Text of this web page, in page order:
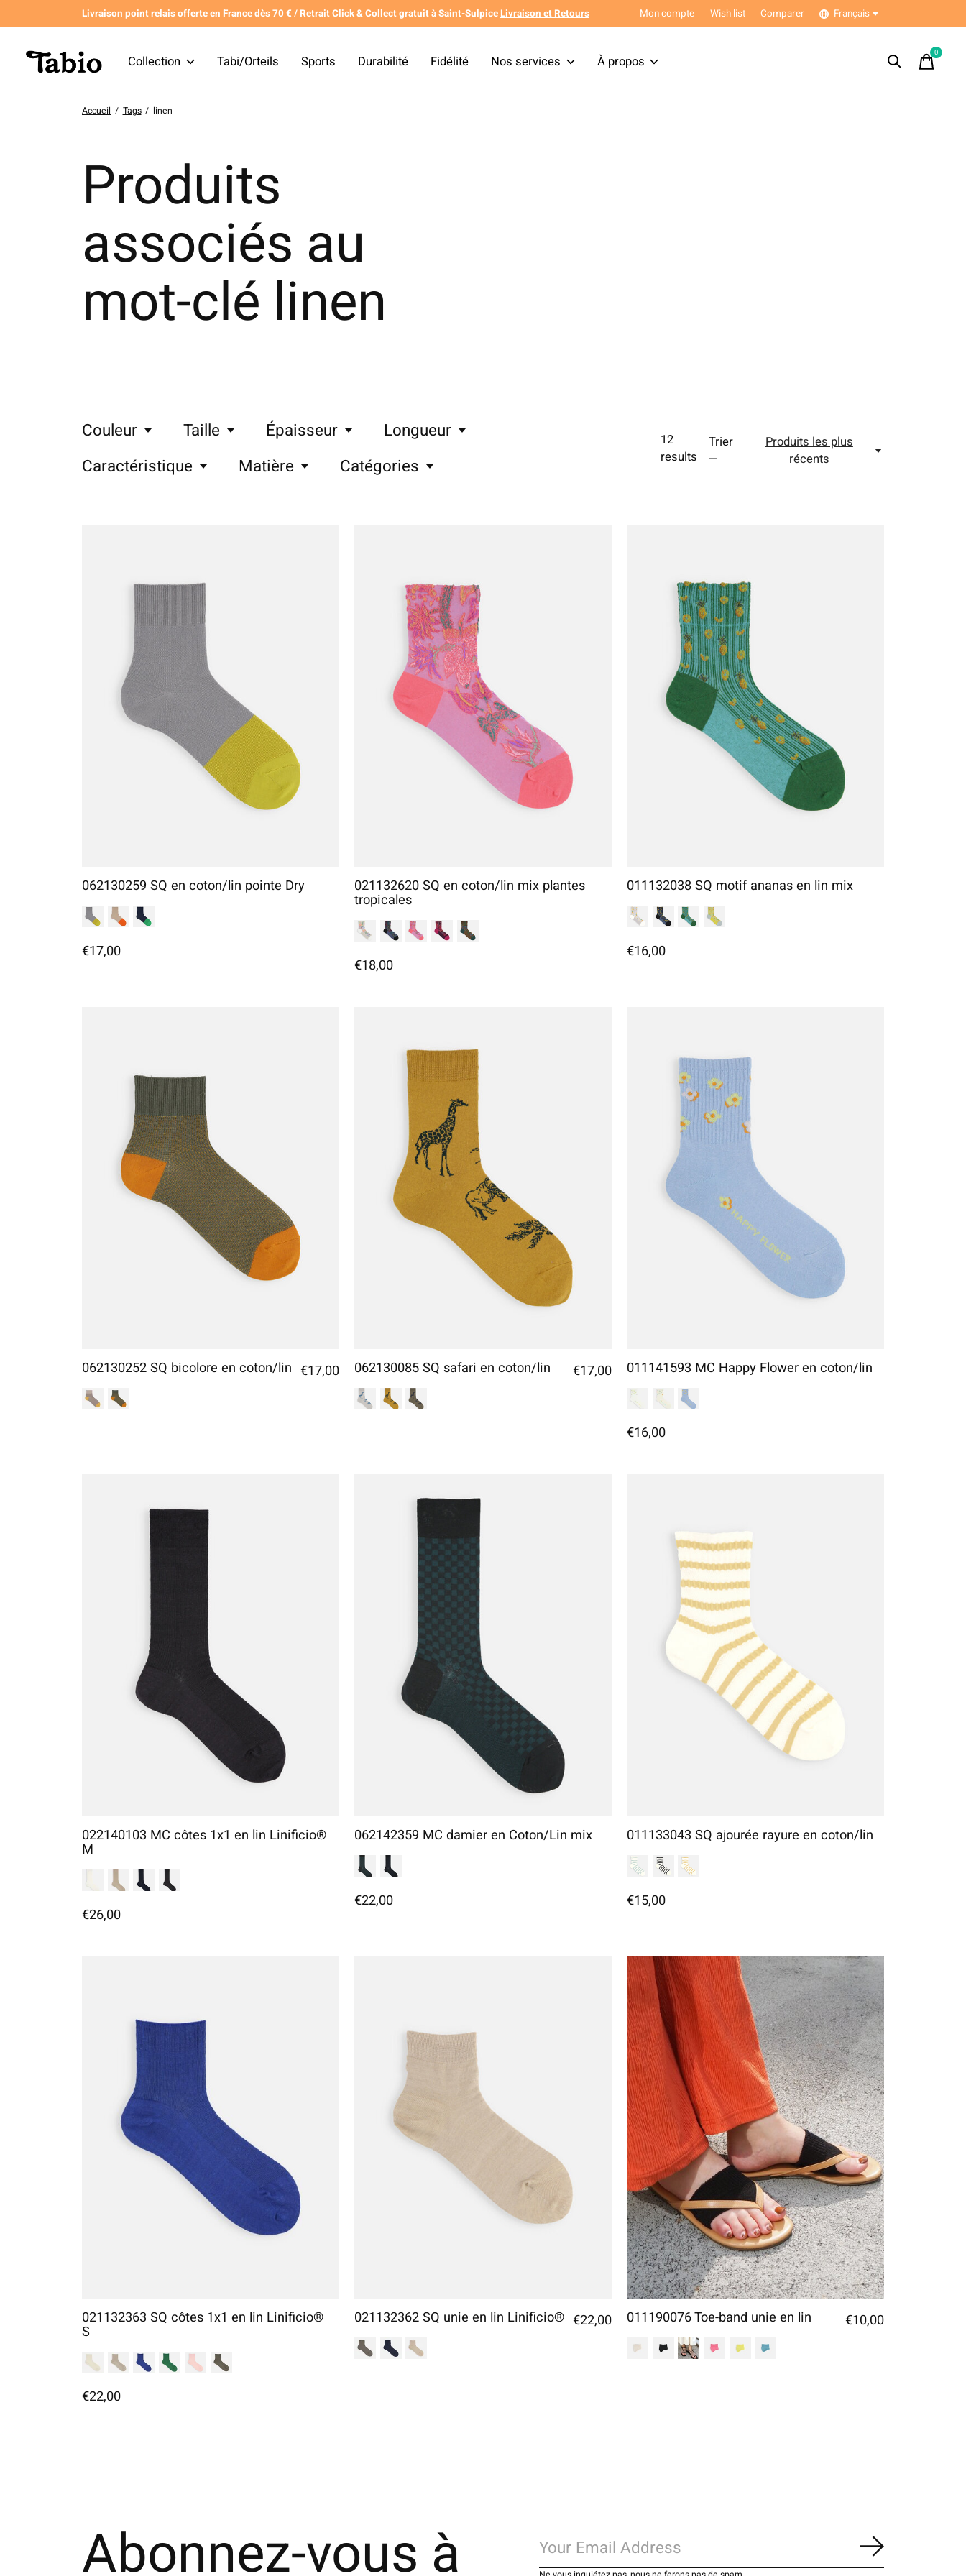
Livraison point relais offerte en France dès 70 € / Retrait Click & Collect gratuit à Saint-SulpiceLivraison et Retours Mon compte Wish list Comparer Français
Collection Tabi/Orteils Sports Durabilité Fidélité Nos services À propos
0items
Accueil / Tags / linen
Produits
associés au
mot-clé linen
Couleur Taille Épaisseur
Longueur
Caractéristique
Matière Catégories
12
results
Trier
—
Produits les plus
récents
062130259 SQ en coton/lin pointe Dry
€17,00
021132620 SQ en coton/lin mix plantes
tropicales
€18,00
011132038 SQ motif ananas en lin mix
€16,00
062130252 SQ bicolore en coton/lin €17,00 062130085 SQ safari en coton/lin €17,00 011141593 MC Happy Flower en coton/lin
€16,00
022140103 MC côtes 1x1 en lin Linificio®
M
€26,00
062142359 MC damier en Coton/Lin mix
€22,00
011133043 SQ ajourée rayure en coton/lin
€15,00
021132363 SQ côtes 1x1 en lin Linificio®
S
€22,00
021132362 SQ unie en lin Linificio® €22,00 011190076 Toe-band unie en lin €10,00
Abonnez-vous à S'abonner